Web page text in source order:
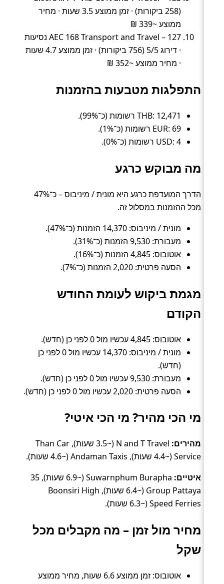
(258 ביקורות) · זמן ממוצע 3.5 שעות · מחיר
ממוצע ~339 ₪
AEC 168 Transport and Travel – 127 נסיעות
· דירוג 5/5 (756 ביקורות) · זמן ממוצע 4.7 שעות
· מחיר ממוצע ~352 ₪
התפלגות מטבעות בהזמנות
THB: 12,471 רשומות (כ־99%).
EUR: 69 רשומות (כ־1%).
USD: 4 רשומות (כ־0%).
מה מבוקש כרגע
הדרך המועדפת כרגע היא מונית / מיניבוס – כ־47%
מכל ההזמנות במסלול זה.
מונית / מיניבוס: 14,370 הזמנות (כ־47%).
מעבורת: 9,530 הזמנות (כ־31%).
אוטובוס: 4,845 הזמנות (כ־16%).
הסעה פרטית: 2,020 הזמנות (כ־7%).
מגמת ביקוש לעומת החודש
הקודם
אוטובוס: 4,845 עכשיו מול 0 לפני כן (חדש).
מונית / מיניבוס: 14,370 עכשיו מול 0 לפני כן
(חדש).
מעבורת: 9,530 עכשיו מול 0 לפני כן (חדש).
הסעה פרטית: 2,020 עכשיו מול 0 לפני כן (חדש).
מי הכי מהיר? מי הכי איטי?
מהירים:
N and T Travel (~3.5 שעות), Than Car
Service (~4.4 שעות), Andaman Taxis (~4.6 שעות).
איטיים:
Suwarnphum Burapha (~6.9 שעות), 35
Group Pattaya (~6.4 שעות), Boonsiri High
Speed Ferries (~6.3 שעות).
מחיר מול זמן – מה מקבלים מכל
שקל
אוטובוס: זמן ממוצע 6.6 שעות, מחיר ממוצע